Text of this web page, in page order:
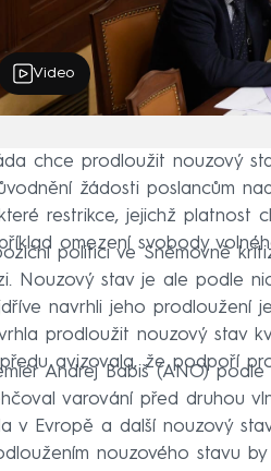
Video
chce prodloužit nouzový
žádosti poslancům
restrikce, jejichž platnost
omezení svobody
politici ve Sněmovně
Nouzový stav je ale podle
navrhli jeho prodloužení
prodloužit nouzový stav
avizovala, že podpoří
Andrej Babiš (ANO)
varování před druhou
v Evropě a další nouzový
nouzového stavu